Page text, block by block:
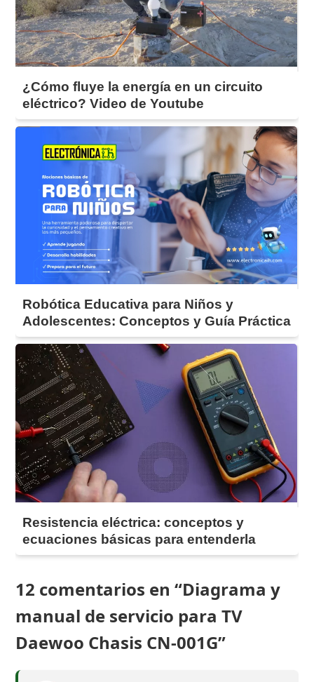
¿Cómo fluye la energía en un circuito
eléctrico? Video de Youtube
Robótica Educativa para Niños y
Adolescentes: Conceptos y Guía Práctica
Resistencia eléctrica: conceptos y
ecuaciones básicas para entenderla
12 comentarios en “Diagrama y
manual de servicio para TV
Daewoo Chasis CN-001G”